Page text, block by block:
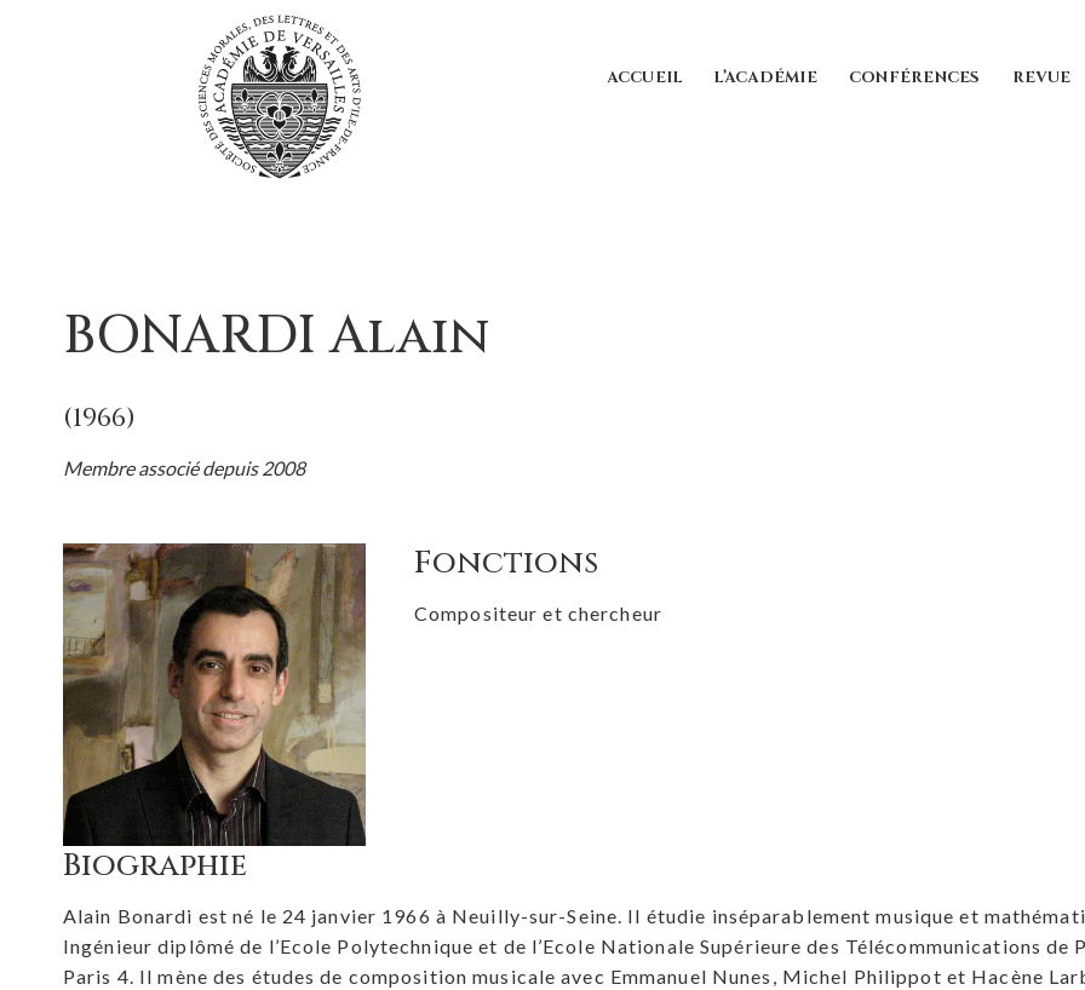
ACCUEIL L’ACADÉMIE CONFÉRENCES REVUE
BONARDI Alain
(1966)
Membre associé depuis 2008
Fonctions
Compositeur et chercheur
Biographie
Alain Bonardi est né le 24 janvier 1966 à Neuilly-sur-Seine. Il étudie inséparablement musique et
Ingénieur diplômé de l’Ecole Polytechnique et de l’Ecole Nationale Supérieure des Télécommunications
Paris 4. Il mène des études de composition musicale avec Emmanuel Nunes, Michel Philippot et Hacène